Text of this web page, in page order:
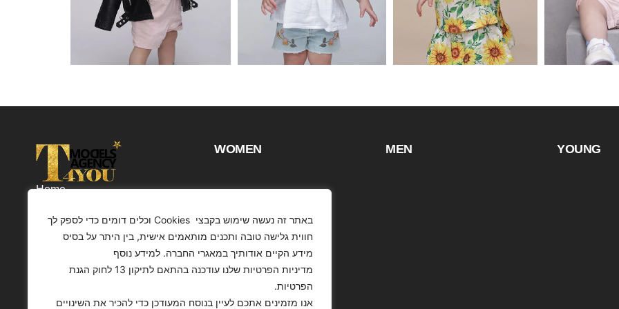
באתר זה נעשה שימוש בקבצי Cookies וכלים דומים כדי לספק לך
חווית גלישה טובה ותכנים מותאמים אישית, בין היתר על בסיס
מידע הקיים אודותיך במאגרי החברה. למידע נוסף
מדיניות הפרטיות שלנו עודכנה בהתאם לתיקון 13 לחוק הגנת
הפרטיות.
אנו מזמינים אתכם לעיין בנוסח המעודכן כדי להכיר את השינויים
Home
Customers
Contact
WOMEN MEN YOUNG